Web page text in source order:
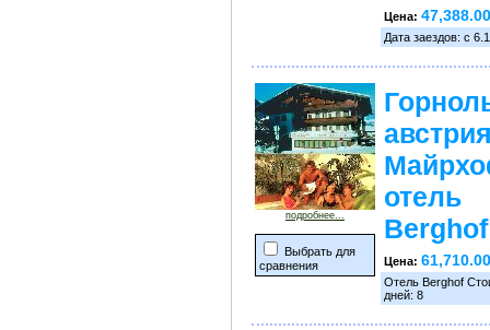
Цена:
Дата заездов: с
подробнее...
Выбрать для
сравнения
отель
Цена:
Отель Berghof
дней: 8